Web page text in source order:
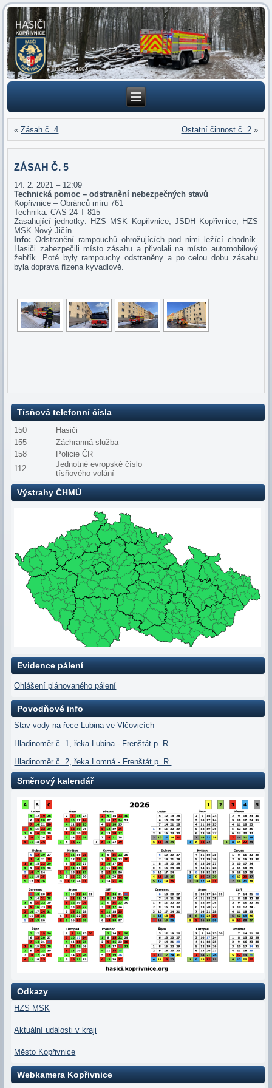
«Zásah č. 4 Ostatní činnost č. 2»
ZÁSAH Č. 5
14. 2. 2021 – 12:09
Technická pomoc – odstranění nebezpečných stavů
Kopřivnice – Obránců míru 761
Technika: CAS 24 T 815
Zasahující jednotky: HZS MSK Kopřivnice, JSDH Kopřivnice, HZS
MSK Nový Jičín
Info: Odstranění rampouchů ohrožujících pod nimi ležící chodník.
Hasiči zabezpečili místo zásahu a přivolali na místo automobilový
žebřík. Poté byly rampouchy odstraněny a po celou dobu zásahu
byla doprava řízena kyvadlově.
Tísňová telefonní čísla
150
Hasiči
155
Záchranná služba
158
Policie ČR
112
Jednotné evropské číslo
tísňového volání
Výstrahy ČHMÚ
Evidence pálení
Ohlášení plánovaného pálení
Povodňové info
Stav vody na řece Lubina ve Vlčovicích
Hladinoměr č. 1, řeka Lubina - Frenštát p. R.
Hladinoměr č. 2, řeka Lomná - Frenštát p. R.
Směnový kalendář
Odkazy
HZS MSK
Aktuální události v kraji
Město Kopřivnice
Webkamera Kopřivnice